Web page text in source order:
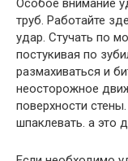
Особое внимание
труб. Работайте
удар. Стучать по
постукивая по
размахиваться и
неосторожное
поверхности
шпаклевать. а это